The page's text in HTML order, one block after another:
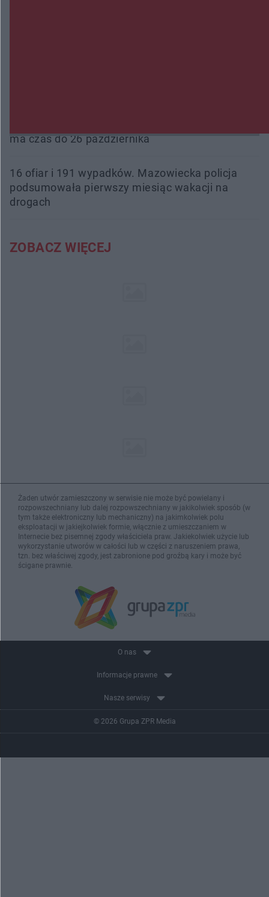
ma czas do 26 października
16 ofiar i 191 wypadków. Mazowiecka policja
podsumowała pierwszy miesiąc wakacji na
drogach
ZOBACZ WIĘCEJ
Żaden utwór zamieszczony w serwisie nie może być powielany i
rozpowszechniany lub dalej rozpowszechniany w jakikolwiek sposób (w
tym także elektroniczny lub mechaniczny) na jakimkolwiek polu
eksploatacji w jakiejkolwiek formie, włącznie z umieszczaniem w
Internecie bez pisemnej zgody właściciela praw. Jakiekolwiek użycie lub
wykorzystanie utworów w całości lub w części z naruszeniem prawa,
tzn. bez właściwej zgody, jest zabronione pod groźbą kary i może być
ścigane prawnie.
O nas
Informacje prawne
Nasze serwisy
© 2026 Grupa ZPR Media